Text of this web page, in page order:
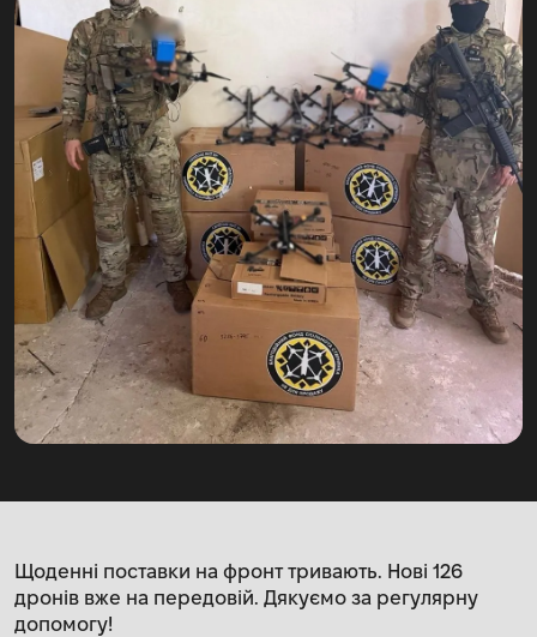
Щоденні поставки на фронт тривають. Нові 126
дронів вже на передовій. Дякуємо за регулярну
допомогу!